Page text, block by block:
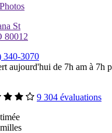
St
80012
340-3070
aujourd'hui de 7h am à 7h
9 304 évaluations